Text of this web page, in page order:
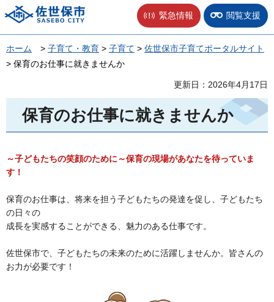
佐世保市 緊急情報 閲覧支援
ホーム > 子育て・教育 > 子育て > 佐世保市子育てポータルサイト
> 保育のお仕事に就きませんか
更新日：2026年4月17日
保育のお仕事に就きませんか
～子どもたちの笑顔のために～保育の現場があなたを待っていま
す！
保育のお仕事は、将来を担う子どもたちの発達を促し、子どもたち
の日々の
成長を実感することができる、魅力のある仕事です。
佐世保市で、子どもたちの未来のために活躍しませんか。皆さんの
お力が必要です！